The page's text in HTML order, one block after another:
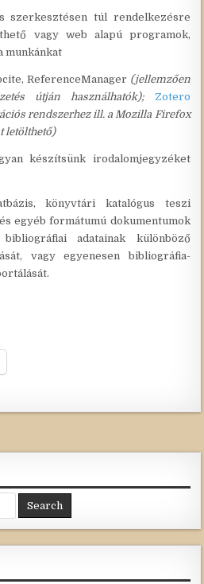
szerkesztésen túl rendelkezésre
vagy web alapú programok,
munkánkat
ReferenceManager (jellemzően
útján használhatók); Zotero
rendszerhez ill. a Mozilla Firefox
letölthető)
készítsünk irodalomjegyzéket
könyvtári katalógus teszi
egyéb formátumú dokumentumok
adatainak különböző
vagy egyenesen bibliográfia-